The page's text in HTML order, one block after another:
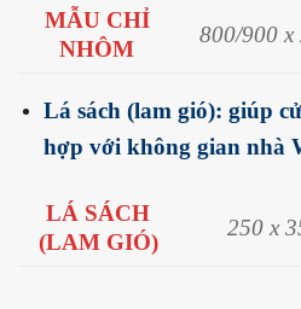
MẪU CHỈ
NHÔM
800/900 x
Lá sách (lam gió): giúp
hợp với không gian nhà
LÁ SÁCH
(LAM GIÓ)
250 x